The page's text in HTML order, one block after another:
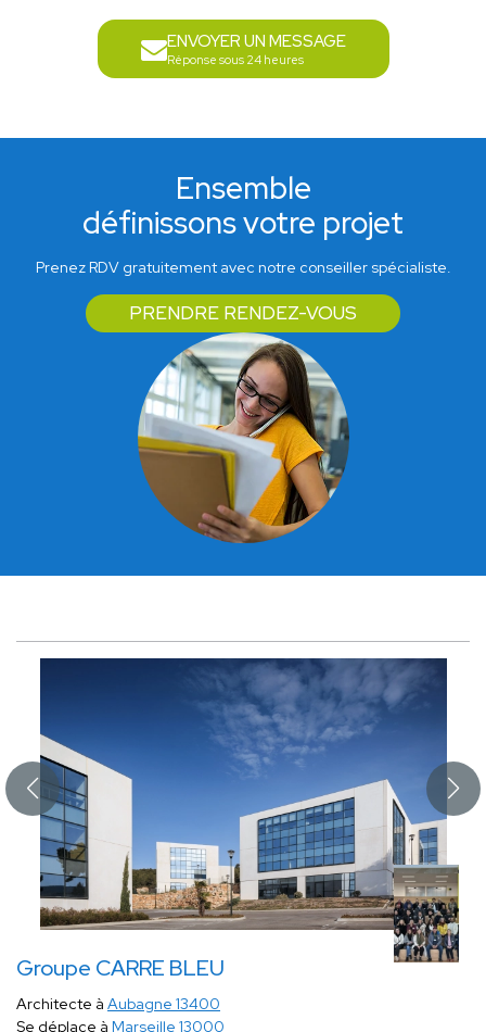
ENVOYER UN MESSAGE
Réponse sous 24 heures
Ensemble
définissons votre projet
Prenez RDV gratuitement avec notre conseiller spécialiste.
PRENDRE RENDEZ-VOUS
Groupe CARRE BLEU
Architecte à Aubagne 13400
Se déplace à Marseille 13000